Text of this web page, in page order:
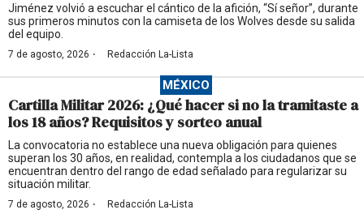
Jiménez volvió a escuchar el cántico de la afición, “Sí señor”, durante
sus primeros minutos con la camiseta de los Wolves desde su salida
del equipo.
7 de agosto, 2026 · Redacción La-Lista
MÉXICO
Cartilla Militar 2026: ¿Qué hacer si no la tramitaste a
los 18 años? Requisitos y sorteo anual
La convocatoria no establece una nueva obligación para quienes
superan los 30 años, en realidad, contempla a los ciudadanos que se
encuentran dentro del rango de edad señalado para regularizar su
situación militar.
7 de agosto, 2026 · Redacción La-Lista